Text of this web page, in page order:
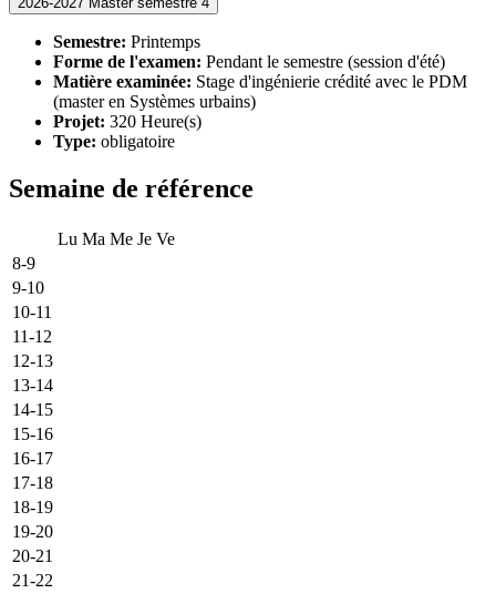
Semestre: Printemps
Forme de l'examen: Pendant le semestre (session d'été)
Matière examinée: Stage d'ingénierie crédité avec le PDM
(master en Systèmes urbains)
Projet: 320 Heure(s)
Type: obligatoire
Semaine de référence
Lu Ma Me Je Ve
8-9
9-10
10-11
11-12
12-13
13-14
14-15
15-16
16-17
17-18
18-19
19-20
20-21
21-22